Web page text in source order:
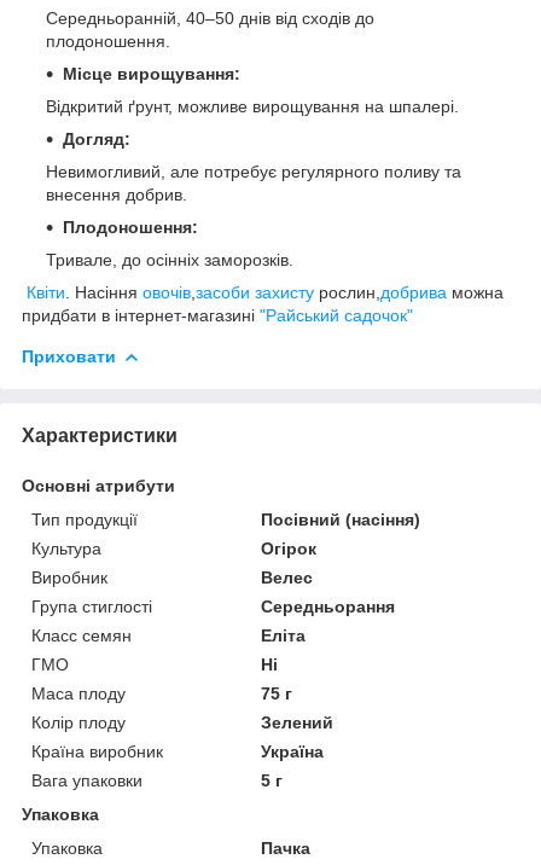
Середньоранній, 40–50 днів від сходів до
плодоношення.
Місце вирощування:
Відкритий ґрунт, можливе вирощування на шпалері.
Догляд:
Невимогливий, але потребує регулярного поливу та
внесення добрив.
Плодоношення:
Тривале, до осінніх заморозків.
Квіти . Насіння овочів засоби захисту рослин, добрива можна
придбати в інтернет-магазині "Райський садочок"
Приховати
Характеристики
Основні атрибути
Тип продукції
Посівний (насіння)
Культура
Огірок
Виробник
Велес
Група стиглості
Середньорання
Класс семян
Еліта
ГМО
Ні
Маса плоду
75 г
Колір плоду
Зелений
Країна виробник
Україна
Вага упаковки
5 г
Упаковка
Упаковка
Пачка